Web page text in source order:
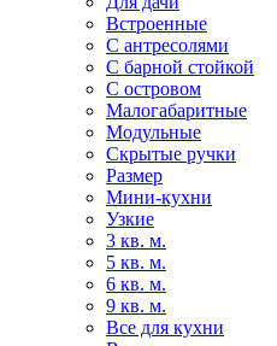
Встроенные
С антресолями
С барной стойкой
С островом
Малогабаритные
Модульные
Скрытые ручки
Размер
Мини-кухни
Узкие
3 кв. м.
5 кв. м.
6 кв. м.
9 кв. м.
Все для кухни